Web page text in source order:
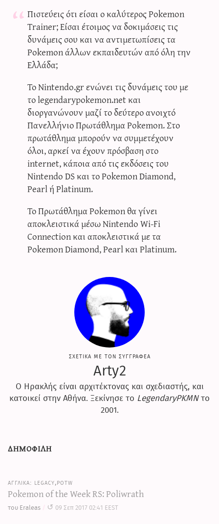
Πιστεύεις ότι είσαι ο καλύτερος Pokemon
Trainer; Είσαι έτοιμος να δοκιμάσεις τις
δυνάμεις σου και να αντιμετωπίσεις τα
Pokemon άλλων εκπαιδευτών από όλη την
Ελλάδα;
Το Nintendo.gr ενώνει τις δυνάμεις του με
το legendarypokemon.net και
διοργανώνουν μαζί το δεύτερο ανοιχτό
Πανελλήνιο Πρωτάθλημα Pokemon. Στο
πρωτάθλημα μπορούν να συμμετέχουν
όλοι, αρκεί να έχουν πρόσβαση στο
internet, κάποια από τις εκδόσεις του
Nintendo DS και το Pokemon Diamond,
Pearl ή Platinum.
Το Πρωτάθλημα Pokemon θα γίνει
αποκλειστικά μέσω Nintendo Wi-Fi
Connection και αποκλειστικά με τα
Pokemon Diamond, Pearl και Platinum.
σχετικα με τον συγγραφεα
Arty2
Ο Ηρακλής είναι αρχιτέκτονας και σχεδιαστής, και
κατοικεί στην Αθήνα. Ξεκίνησε το LegendaryPKMNτο
2001.
δημοφιλη
legacy,potw
Pokemon of the Week RS: Poliwrath
του Eraleas 09 Σεπ 2017 02:41 EEST